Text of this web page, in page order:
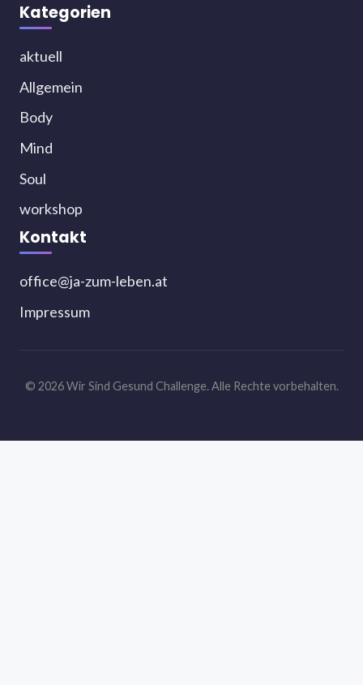
Kategorien
aktuell
Allgemein
Body
Mind
Soul
workshop
Kontakt
office@ja-zum-leben.at
Impressum
© 2026 Wir Sind Gesund Challenge. Alle Rechte vorbehalten.